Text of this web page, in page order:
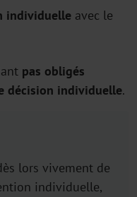
individuelle avec le
pas obligés
décision individuelle.
lors vivement de
individuelle,